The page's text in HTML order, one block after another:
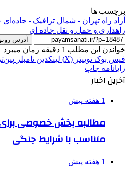
برچسب ها
آزاد راه تهران - شمال ترافیک - جاده‌ای
راهداری و حمل و نقل جاده ای
آدرس
خواندن این مطلب 1 دقیقه زمان میبرد
فیس بوک توییتر (X) لینکدین ‫تامبلر
رایانامه چاپ
آخرین اخبار
1 هفته پیش
مطالبه بخش خصوصی برای
متناسب با شرایط جنگی
1 هفته پیش